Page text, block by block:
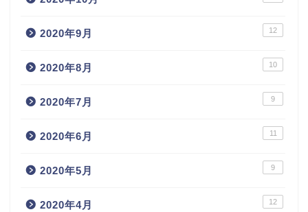
2020年9月 12
2020年8月 10
2020年7月 9
2020年6月 11
2020年5月 9
2020年4月 12